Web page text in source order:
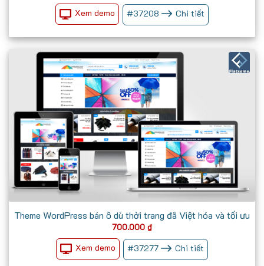
Xem demo #37208 Chi tiết
Theme WordPress bán ô dù thời trang đã Việt hóa và tối ưu
700.000 ₫
Xem demo #37277 Chi tiết